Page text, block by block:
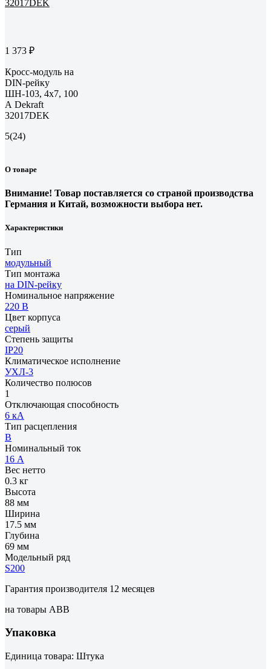
1 373 ₽
Кросс-модуль на
DIN-рейку
ШН-103, 4x7, 100
А Dekraft
32017DEK
5(24)
О товаре
Внимание! Товар поставляется со страной производства
Германия и Китай, возможности выбора нет.
Характеристики
Тип
модульный
Тип монтажа
на DIN-рейку
Номинальное напряжение
220 В
Цвет корпуса
серый
Степень защиты
IP20
Климатическое исполнение
УХЛ-3
Количество полюсов
1
Отключающая способность
6 кА
Тип расцепления
B
Номинальный ток
16 А
Вес нетто
0.3 кг
Высота
88 мм
Ширина
17.5 мм
Глубина
69 мм
Модельный ряд
S200
Гарантия производителя 12 месяцев
на товары ABB
Упаковка
Единица товара: Штука